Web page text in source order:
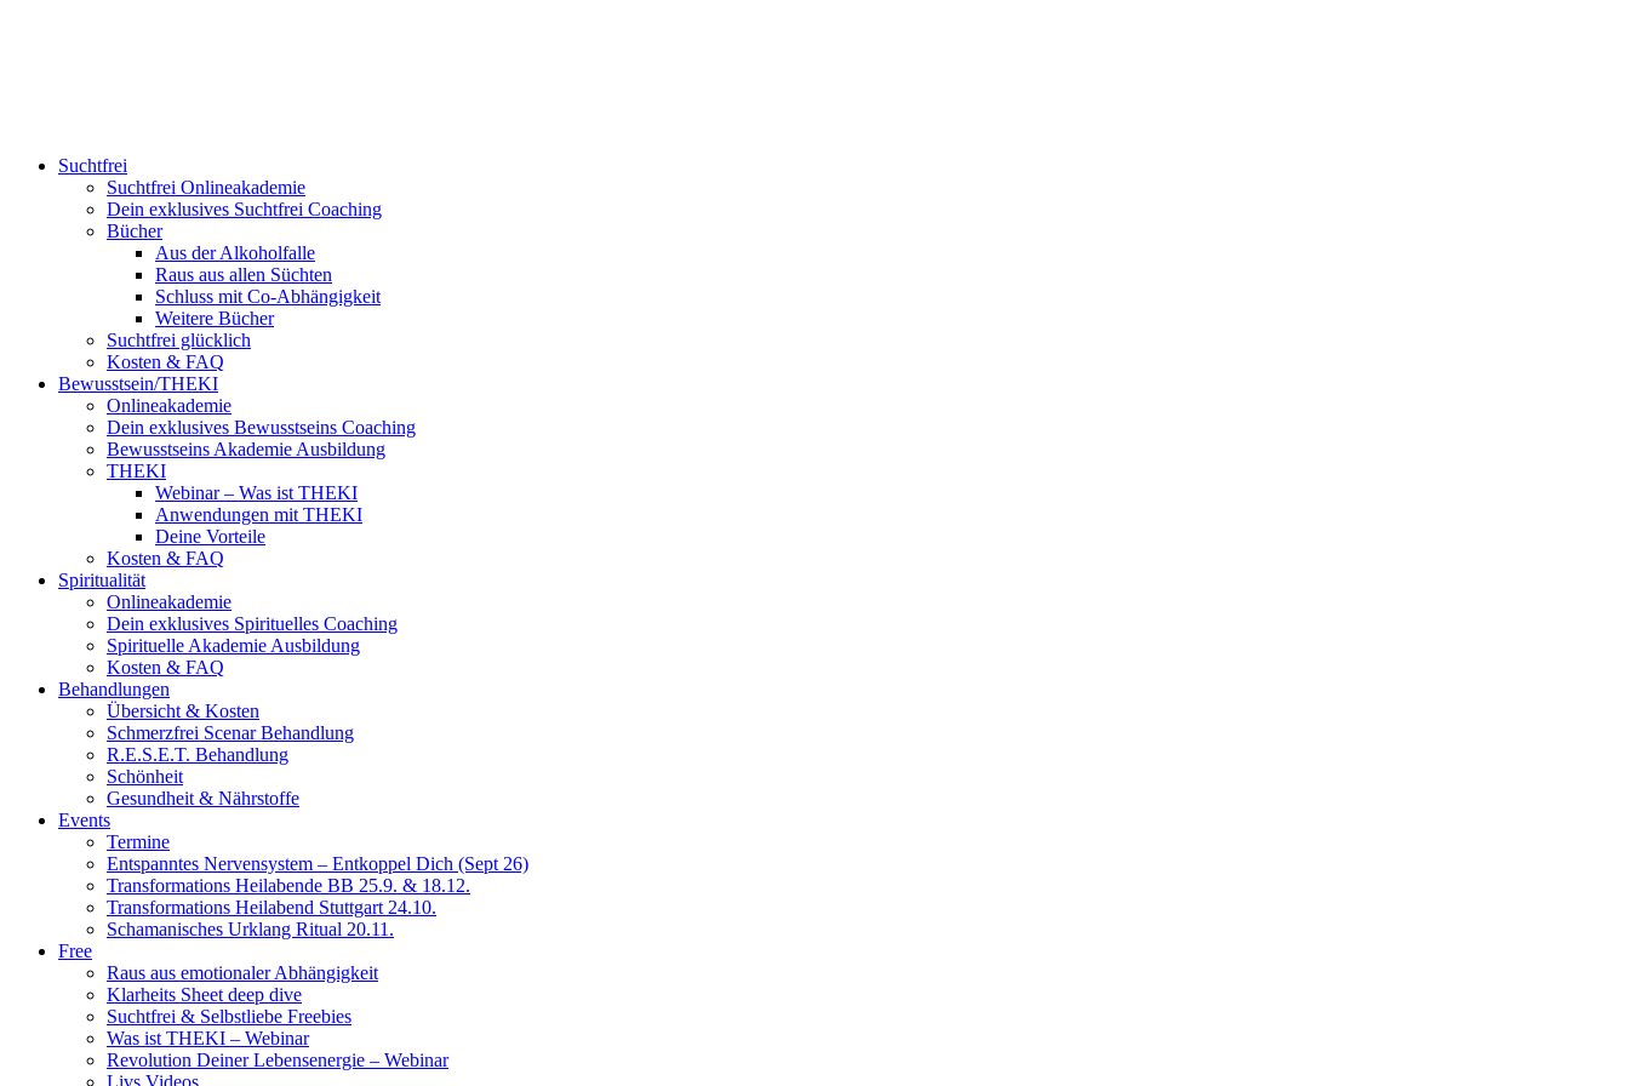
Suchtfrei
Suchtfrei Onlineakademie
Dein exklusives Suchtfrei Coaching
Bücher
Aus der Alkoholfalle
Raus aus allen Süchten
Schluss mit Co-Abhängigkeit
Weitere Bücher
Suchtfrei glücklich
Kosten & FAQ
Bewusstsein/THEKI
Onlineakademie
Dein exklusives Bewusstseins Coaching
Bewusstseins Akademie Ausbildung
THEKI
Webinar – Was ist THEKI
Anwendungen mit THEKI
Deine Vorteile
Kosten & FAQ
Spiritualität
Onlineakademie
Dein exklusives Spirituelles Coaching
Spirituelle Akademie Ausbildung
Kosten & FAQ
Behandlungen
Übersicht & Kosten
Schmerzfrei Scenar Behandlung
R.E.S.E.T. Behandlung
Schönheit
Gesundheit & Nährstoffe
Events
Termine
Entspanntes Nervensystem – Entkoppel Dich (Sept 26)
Transformations Heilabende BB 25.9. & 18.12.
Transformations Heilabend Stuttgart 24.10.
Schamanisches Urklang Ritual 20.11.
Free
Raus aus emotionaler Abhängigkeit
Klarheits Sheet deep dive
Suchtfrei & Selbstliebe Freebies
Was ist THEKI – Webinar
Revolution Deiner Lebensenergie – Webinar
Livs Videos